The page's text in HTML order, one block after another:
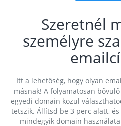
Szeretnél
személyre
Itt a lehetőség, hogy olyan
másnak! A folyamatosan
egyedi domain közül
tetszik. Állítsd be 3 perc alatt,
mindegyik domain